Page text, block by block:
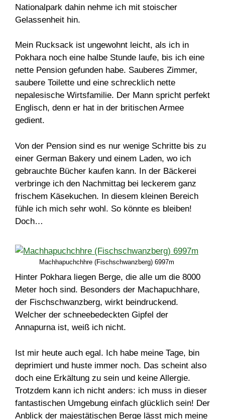
Nationalpark dahin nehme ich mit stoischer
Gelassenheit hin.
Mein Rucksack ist ungewohnt leicht, als ich in
Pokhara noch eine halbe Stunde laufe, bis ich eine
nette Pension gefunden habe. Sauberes Zimmer,
saubere Toilette und eine schrecklich nette
nepalesische Wirtsfamilie. Der Mann spricht perfekt
Englisch, denn er hat in der britischen Armee
gedient.
Von der Pension sind es nur wenige Schritte bis zu
einer German Bakery und einem Laden, wo ich
gebrauchte Bücher kaufen kann. In der Bäckerei
verbringe ich den Nachmittag bei leckerem ganz
frischem Käsekuchen. In diesem kleinen Bereich
fühle ich mich sehr wohl. So könnte es bleiben!
Doch…
Machhapuchchhre (Fischschwanzberg) 6997m
Hinter Pokhara liegen Berge, die alle um die 8000
Meter hoch sind. Besonders der Machapuchhare,
der Fischschwanzberg, wirkt beindruckend.
Welcher der schneebedeckten Gipfel der
Annapurna ist, weiß ich nicht.
Ist mir heute auch egal. Ich habe meine Tage, bin
deprimiert und huste immer noch. Das scheint also
doch eine Erkältung zu sein und keine Allergie.
Trotzdem kann ich nicht anders: ich muss in dieser
fantastischen Umgebung einfach glücklich sein! Der
Anblick der majestätischen Berge lässt mich meine